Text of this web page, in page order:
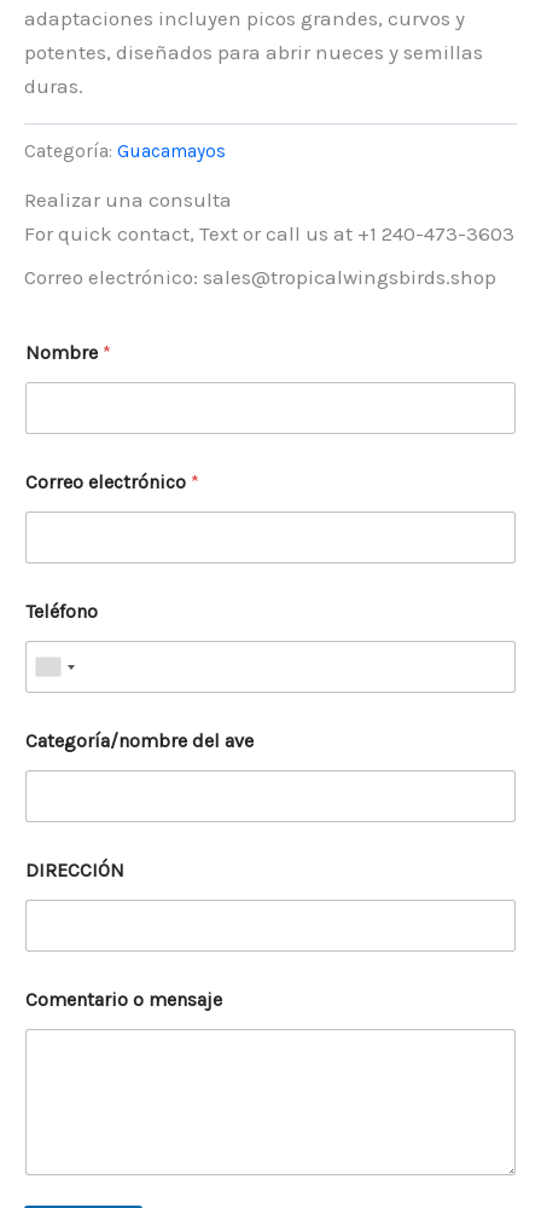
adaptaciones incluyen picos grandes, curvos y
potentes, diseñados para abrir nueces y semillas
duras.
Categoría: Guacamayos
Realizar una consulta
For quick contact, Text or call us at +1 240-473-3603
Correo electrónico: sales@tropicalwingsbirds.shop
Nombre *
Correo electrónico *
Teléfono
Categoría/nombre del ave
DIRECCIÓN
Comentario o mensaje